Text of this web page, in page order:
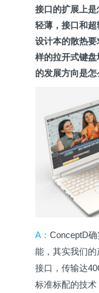
接口的扩展上
轻薄，接口和
设计本的散热
样的拉开式键
的发展方向是怎
A ： ConceptD确
能，其实我们的
接口，传输达
标准标配的技术